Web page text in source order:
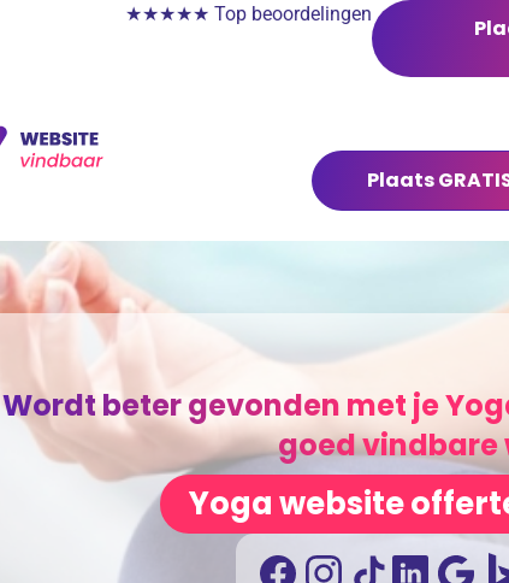
★★★★★ Top beoordelingen
Plaats
Wordt beter gevonden met je
goed vindbare
Yoga website